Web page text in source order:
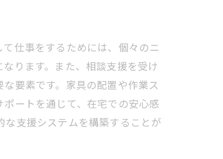
仕事をするためには、個々のニ
ります。また、相談支援を受け
要素です。家具の配置や作業ス
ートを通じて、在宅での安心感
支援システムを構築することが